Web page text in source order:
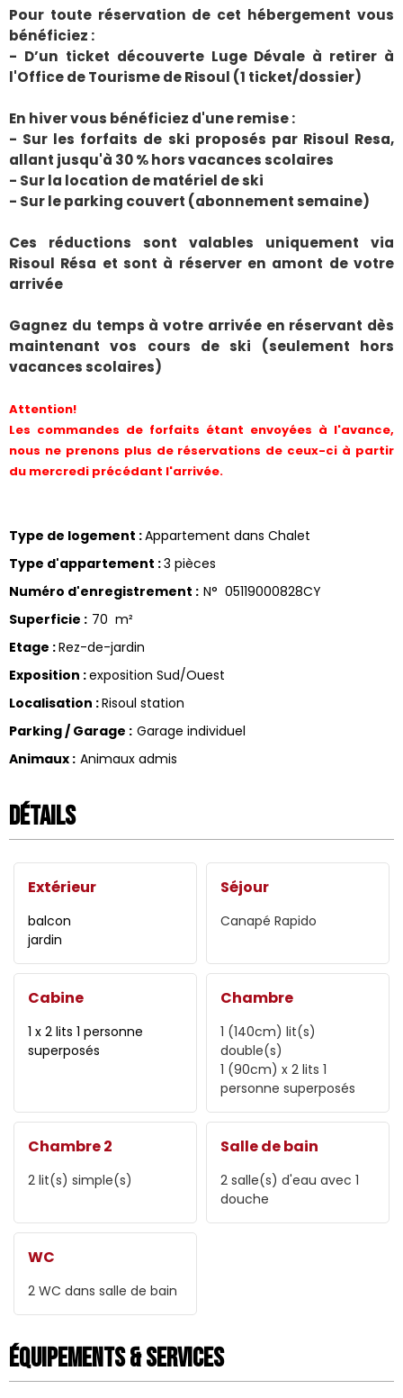
Pour toute réservation de cet hébergement vous
bénéficiez :
- D’un ticket découverte Luge Dévale à retirer à
l'Office de Tourisme de Risoul (1 ticket/dossier)
En hiver vous bénéficiez d'une remise :
- Sur les forfaits de ski proposés par Risoul Resa,
allant jusqu'à 30 % hors vacances scolaires
- Sur la location de matériel de ski
- Sur le parking couvert (abonnement semaine)
Ces réductions sont valables uniquement via
Risoul Résa et sont à réserver en amont de votre
arrivée
Gagnez du temps à votre arrivée en réservant dès
maintenant vos cours de ski (seulement hors
vacances scolaires)
Attention!
Les commandes de forfaits étant envoyées à l'avance,
nous ne prenons plus de réservations de ceux-ci à partir
du mercredi précédant l'arrivée.
Type de logement :Appartement dans Chalet
Type d'appartement :3 pièces
Numéro d'enregistrement : N° 05119000828CY
Superficie : 70 m²
Etage :Rez-de-jardin
Exposition :exposition Sud/Ouest
Localisation :Risoul station
Parking / Garage : Garage individuel
Animaux : Animaux admis
Détails
Extérieur
balcon
jardin
Séjour
Canapé Rapido
Cabine
1 x 2 lits 1 personne
superposés
Chambre
1 (140cm) lit(s)
double(s)
1 (90cm) x 2 lits 1
personne superposés
Chambre 2
2 lit(s) simple(s)
Salle de bain
2 salle(s) d'eau avec 1
douche
WC
2 WC dans salle de bain
Équipements & Services